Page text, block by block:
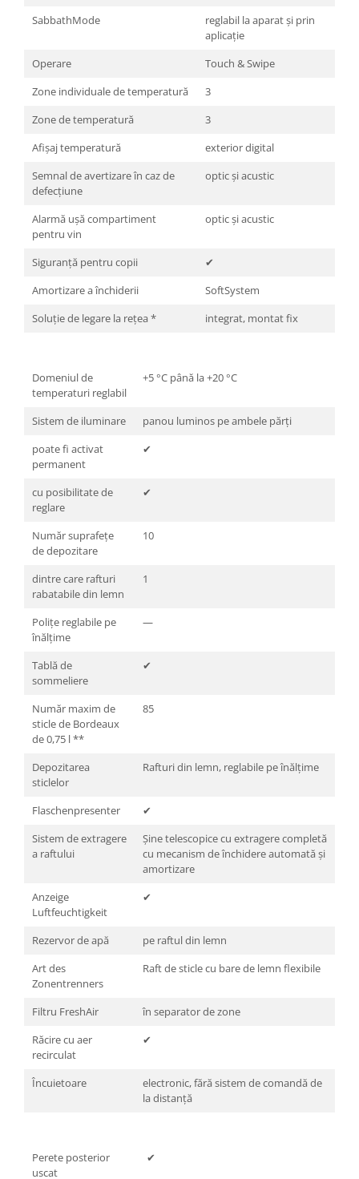
SabbathMode
reglabil la aparat şi prin
aplicaţie
Operare
Touch & Swipe
Zone individuale de temperatură
3
Zone de temperatură
3
Afişaj temperatură
exterior digital
Semnal de avertizare în caz de
defecţiune
optic şi acustic
Alarmă uşă compartiment
pentru vin
optic şi acustic
Siguranţă pentru copii
✔
Amortizare a închiderii
SoftSystem
Soluţie de legare la reţea *
integrat, montat fix
Domeniul de
temperaturi reglabil
+5 °C până la +20 °C
Sistem de iluminare
panou luminos pe ambele părți
poate fi activat
permanent
✔
cu posibilitate de
reglare
✔
Număr suprafeţe
de depozitare
10
dintre care rafturi
rabatabile din lemn
1
Poliţe reglabile pe
înălţime
—
Tablă de
sommeliere
✔
Număr maxim de
sticle de Bordeaux
de 0,75 l **
85
Depozitarea
sticlelor
Rafturi din lemn, reglabile pe înălţime
Flaschenpresenter
✔
Sistem de extragere
a raftului
Șine telescopice cu extragere completă
cu mecanism de închidere automată și
amortizare
Anzeige
Luftfeuchtigkeit
✔
Rezervor de apă
pe raftul din lemn
Art des
Zonentrenners
Raft de sticle cu bare de lemn flexibile
Filtru FreshAir
în separator de zone
Răcire cu aer
recirculat
✔
Încuietoare
electronic, fără sistem de comandă de
la distanță
Perete posterior
uscat
✔